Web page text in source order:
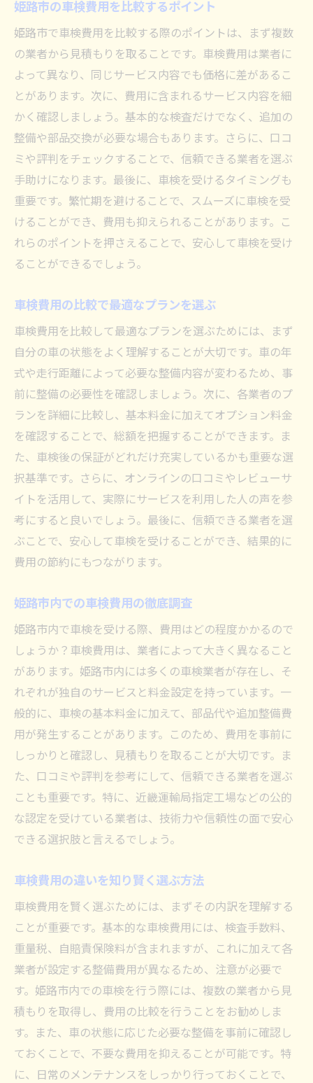
姫路市の車検費用を比較するポイント
姫路市で車検費用を比較する際のポイントは、まず複数
の業者から見積もりを取ることです。車検費用は業者に
よって異なり、同じサービス内容でも価格に差があるこ
とがあります。次に、費用に含まれるサービス内容を細
かく確認しましょう。基本的な検査だけでなく、追加の
整備や部品交換が必要な場合もあります。さらに、口コ
ミや評判をチェックすることで、信頼できる業者を選ぶ
手助けになります。最後に、車検を受けるタイミングも
重要です。繁忙期を避けることで、スムーズに車検を受
けることができ、費用も抑えられることがあります。こ
れらのポイントを押さえることで、安心して車検を受け
ることができるでしょう。
車検費用の比較で最適なプランを選ぶ
車検費用を比較して最適なプランを選ぶためには、まず
自分の車の状態をよく理解することが大切です。車の年
式や走行距離によって必要な整備内容が変わるため、事
前に整備の必要性を確認しましょう。次に、各業者のプ
ランを詳細に比較し、基本料金に加えてオプション料金
を確認することで、総額を把握することができます。ま
た、車検後の保証がどれだけ充実しているかも重要な選
択基準です。さらに、オンラインの口コミやレビューサ
イトを活用して、実際にサービスを利用した人の声を参
考にすると良いでしょう。最後に、信頼できる業者を選
ぶことで、安心して車検を受けることができ、結果的に
費用の節約にもつながります。
姫路市内での車検費用の徹底調査
姫路市内で車検を受ける際、費用はどの程度かかるので
しょうか？車検費用は、業者によって大きく異なること
があります。姫路市内には多くの車検業者が存在し、そ
れぞれが独自のサービスと料金設定を持っています。一
般的に、車検の基本料金に加えて、部品代や追加整備費
用が発生することがあります。このため、費用を事前に
しっかりと確認し、見積もりを取ることが大切です。ま
た、口コミや評判を参考にして、信頼できる業者を選ぶ
ことも重要です。特に、近畿運輸局指定工場などの公的
な認定を受けている業者は、技術力や信頼性の面で安心
できる選択肢と言えるでしょう。
車検費用の違いを知り賢く選ぶ方法
車検費用を賢く選ぶためには、まずその内訳を理解する
ことが重要です。基本的な車検費用には、検査手数料、
重量税、自賠責保険料が含まれますが、これに加えて各
業者が設定する整備費用が異なるため、注意が必要で
す。姫路市内での車検を行う際には、複数の業者から見
積もりを取得し、費用の比較を行うことをお勧めしま
す。また、車の状態に応じた必要な整備を事前に確認し
ておくことで、不要な費用を抑えることが可能です。特
に、日常のメンテナンスをしっかり行っておくことで、